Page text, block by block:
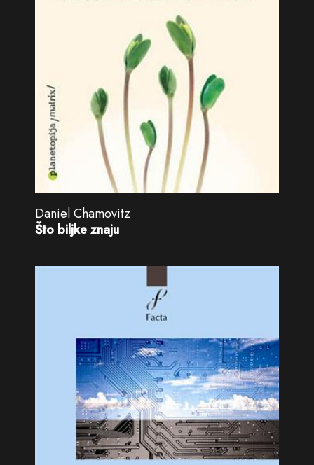
Daniel Chamovitz
Što biljke znaju